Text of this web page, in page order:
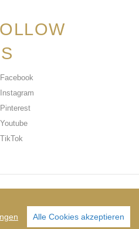
Facebook
Instagram
Pinterest
Youtube
TikTok
Alle Cookies akzeptieren